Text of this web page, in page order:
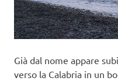
Già dal nome appare
verso la Calabria in un